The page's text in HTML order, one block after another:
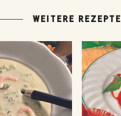
WEITERE REZEPTE